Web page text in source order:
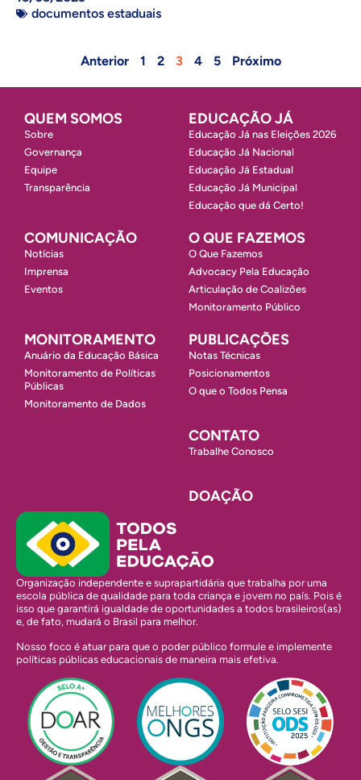
documentos estaduais
Anterior 1 2 3 4 5 Próximo
QUEM SOMOS
Sobre
Governança
Equipe
Transparência
EDUCAÇÃO JÁ
Educação Já nas Eleições 2026
Educação Já Nacional
Educação Já Estadual
Educação Já Municipal
Educação que dá Certo!
COMUNICAÇÃO
Notícias
Imprensa
Eventos
O QUE FAZEMOS
O Que Fazemos
Advocacy Pela Educação
Articulação de Coalizões
Monitoramento Público
MONITORAMENTO
Anuário da Educação Básica
Monitoramento de Políticas
Públicas
Monitoramento de Dados
PUBLICAÇÕES
Notas Técnicas
Posicionamentos
O que o Todos Pensa
CONTATO
Trabalhe Conosco
DOAÇÃO
Organização independente e suprapartidária que trabalha por uma
escola pública de qualidade para toda criança e jovem no país. Pois é
isso que garantirá igualdade de oportunidades a todos brasileiros(as)
e, de fato, mudará o Brasil para melhor.
Nosso foco é atuar para que o poder público formule e implemente
políticas públicas educacionais de maneira mais efetiva.